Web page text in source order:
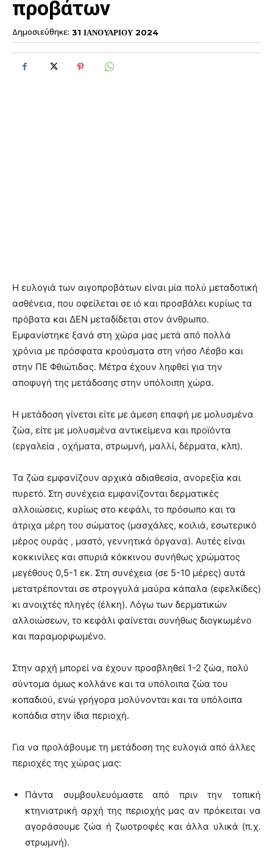
προβάτων
Δημοσιεύθηκε: 31 ΙΑΝΟΥΑΡΙΟΥ 2024
Η ευλογιά των αιγοπροβάτων είναι μία πολύ μεταδοτική
ασθένεια, που οφείλεται σε ιό και προσβάλει κυρίως τα
πρόβατα και ΔΕΝ μεταδίδεται στον άνθρωπο.
Εμφανίστηκε ξανά στη χώρα μας μετά από πολλά
χρόνια με πρόσφατα κρούσματα στη νήσο Λέσβο και
στην ΠΕ Φθιώτιδας. Μέτρα έχουν ληφθεί για την
αποφυγή της μετάδοσης στην υπόλοιπη χώρα.
Η μετάδοση γίνεται είτε με άμεση επαφή με μολυσμένα
ζώα, είτε με μολυσμένα αντικείμενα και προϊόντα
(εργαλεία , οχήματα, στρωμνή, μαλλί, δέρματα, κλπ).
Τα ζώα εμφανίζουν αρχικά αδιαθεσία, ανορεξία και
πυρετό. Στη συνέχεια εμφανίζονται δερματικές
αλλοιώσεις, κυρίως στο κεφάλι, το πρόσωπο και τα
άτριχα μέρη του σώματος (μασχάλες, κοιλιά, εσωτερικό
μέρος ουράς , μαστό, γεννητικά όργανα). Αυτές είναι
κοκκινίλες και σπυριά κόκκινου συνήθως χρώματος
μεγέθους 0,5-1 εκ. Στη συνέχεια (σε 5-10 μέρες) αυτά
μετατρέπονται σε στρογγυλά μαύρα κάπαλα (εφελκίδες)
κι ανοιχτές πληγές (έλκη). Λόγω των δερματικών
αλλοιώσεων, το κεφάλι φαίνεται συνήθως διογκωμένο
και παραμορφωμένο.
Στην αρχή μπορεί να έχουν προσβληθεί 1-2 ζώα, πολύ
σύντομα όμως κολλάνε και τα υπόλοιπα ζώα του
κοπαδιού, ενώ γρήγορα μολύνονται και τα υπόλοιπα
κοπάδια στην ίδια περιοχή.
Για να προλάβουμε τη μετάδοση της ευλογιά από άλλες
περιοχές της χώρας μας:
Πάντα συμβουλευόμαστε από πριν την τοπική
κτηνιατρική αρχή της περιοχής μας αν πρόκειται να
αγοράσουμε ζώα ή ζωοτροφές και άλλα υλικά (π.χ.
στρωμνή).